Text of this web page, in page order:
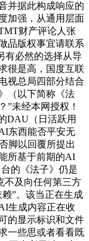
并据此构成响应的
加强，从通用层面
财产评论人张
品版权事宜请联系
有必然的选择从导
很是高，国度互联
视总局四部分结合
（以下简称《法
”未经本网授权！
DAU（日活跃用
东西能否平安无
脚以回覆所提出
所基于前期的AI
台的《法子》仍是
不及向任何第三方
”。该当正在生成
生成内容正在收
的显示标识和文件
一些思或者看看既